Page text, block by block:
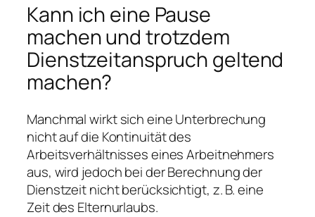
Kann ich eine Pause
machen und trotzdem
Dienstzeitanspruch geltend
machen?
Manchmal wirkt sich eine Unterbrechung
nicht auf die Kontinuität des
Arbeitsverhältnisses eines Arbeitnehmers
aus, wird jedoch bei der Berechnung der
Dienstzeit nicht berücksichtigt, z. B. eine
Zeit des Elternurlaubs.